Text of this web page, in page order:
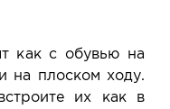
как с обувью на
на плоском ходу.
их как в